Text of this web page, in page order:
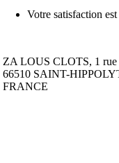
Votre satisfaction
ZA LOUS CLOTS, 1 rue
66510 SAINT-
FRANCE